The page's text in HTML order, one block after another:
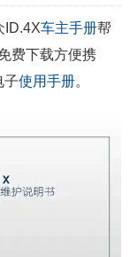
ID.4X车主手册帮
费下载方便携
子使用手册。